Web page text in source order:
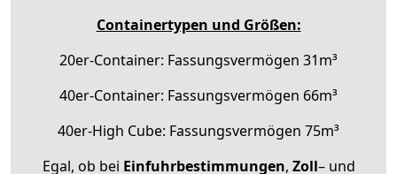
Containertypen und Größen:
20er-Container: Fassungsvermögen 31m³
40er-Container: Fassungsvermögen 66m³
40er-High Cube: Fassungsvermögen 75m³
Egal, ob bei Einfuhrbestimmungen, Zoll– und